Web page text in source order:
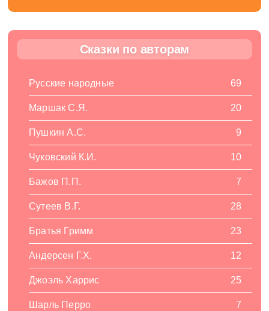
Сказки по авторам
Русские народные 69
Маршак С.Я. 20
Пушкин А.С. 9
Чуковский К.И. 10
Бажов П.П. 7
Сутеев В.Г. 28
Братья Гримм 23
Андерсен Г.Х. 12
Джоэль Харрис 25
Шарль Перро 7